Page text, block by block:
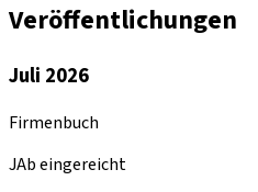
Veröffentlichungen
Juli 2026
Firmenbuch
JAb eingereicht